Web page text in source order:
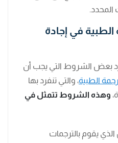
المحدد.
في إجادة
بعض الشروط التي يجب أن
الطبية، والتي تنفرد بها
وهذه الشروط تتمثل في
يقوم بالترجمات